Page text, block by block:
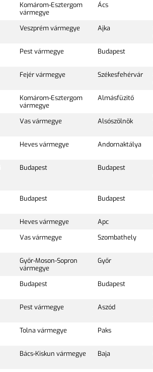
Komárom-Esztergom
vármegye
Ács
Veszprém vármegye Ajka
Pest vármegye Budapest
Fejér vármegye Székesfehérvár
Komárom-Esztergom
vármegye
Almásfüzitő
Vas vármegye Alsószölnök
Heves vármegye Andornaktálya
Budapest Budapest
Budapest Budapest
Heves vármegye Apc
Vas vármegye Szombathely
Győr-Moson-Sopron
vármegye
Győr
Budapest Budapest
Pest vármegye Aszód
Tolna vármegye Paks
Bács-Kiskun vármegye Baja